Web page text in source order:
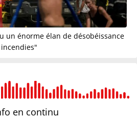
un énorme élan de désobéissance
en continu